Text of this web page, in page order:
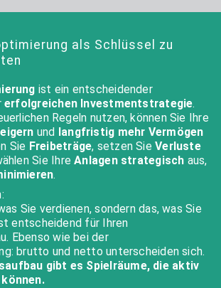
als Schlüssel zu
ist ein entscheidender
erfolgreichen Investmentstrategie.
Regeln nutzen, können Sie Ihre
und
langfristig mehr Vermögen
Sie Freibeträge, setzen SieVerluste
Sie IhreAnlagen strategisch aus,
.
Sie verdienen, sondern das, was Sie
entscheidend für Ihren
Ebenso wie bei der
brutto und netto unterscheiden sich.
gibt es Spielräume, die aktiv